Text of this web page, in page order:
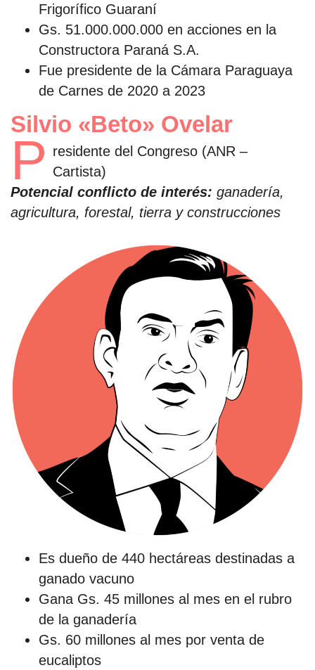
Frigorífico Guaraní
Gs. 51.000.000.000 en acciones en la
Constructora Paraná S.A.
Fue presidente de la Cámara Paraguaya
de Carnes de 2020 a 2023
Silvio «Beto» Ovelar
P residente del Congreso (ANR –
Cartista)
Potencial conflicto de interés: ganadería,
agricultura, forestal, tierra y construcciones
Es dueño de 440 hectáreas destinadas a
ganado vacuno
Gana Gs. 45 millones al mes en el rubro
de la ganadería
Gs. 60 millones al mes por venta de
eucaliptos